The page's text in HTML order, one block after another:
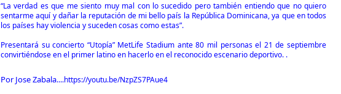
“La verdad es que me siento muy mal con lo sucedido pero también entiendo que no quiero
sentarme aquí y dañar la reputación de mi bello país la República Dominicana, ya que en todos
los países hay violencia y suceden cosas como estas”.
Presentará su concierto “Utopía” MetLife Stadium ante 80 mil personas el 21 de septiembre
convirtiéndose en el primer latino en hacerlo en el reconocido escenario deportivo. .
Por Jose Zabala....https://youtu.be/NzpZS7PAue4